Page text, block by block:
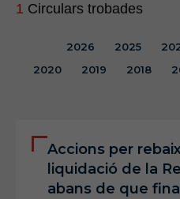
1 Circulars trobades
2026 2025
2020
2019 2018
Accions per
liquidació de la
abans de que